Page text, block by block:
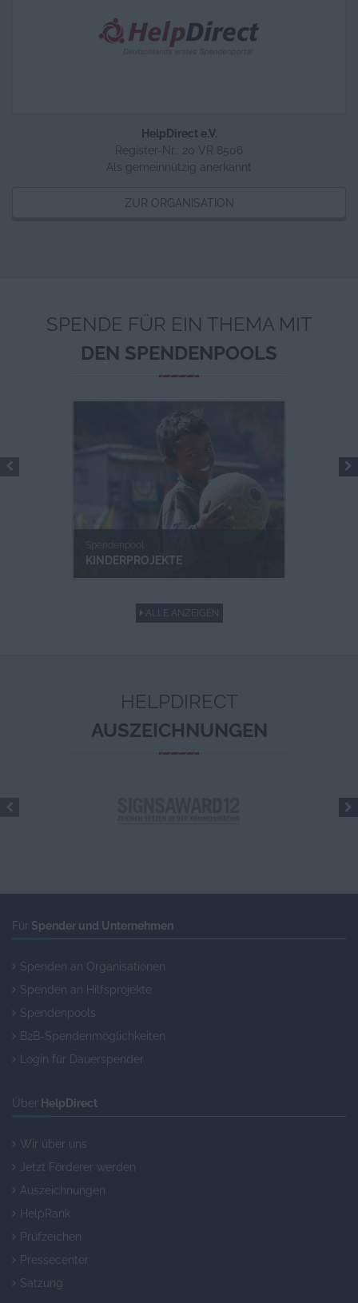
HelpDirect e.V.
Register-Nr.: 20 VR 8506
Als gemeinnützig anerkannt
ZUR ORGANISATION
SPENDE FÜR EIN THEMA MIT
DEN SPENDENPOOLS
KINDERPROJEKTE
ALLE ANZEIGEN
HELPDIRECT
AUSZEICHNUNGEN
Für Spender und Unternehmen
Spenden an Organisationen
Spenden an Hilfsprojekte
Spendenpools
B2B-Spendenmöglichkeiten
Login für Dauerspender
Über HelpDirect
Wir über uns
Jetzt Förderer werden
Auszeichnungen
HelpRank
Prüfzeichen
Pressecenter
Satzung